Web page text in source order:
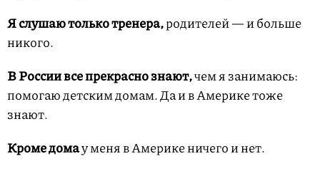
Я слушаю только тренера,родителей — и больше
никого.
В России все прекрасно знают,чем я занимаюсь:
помогаю детским домам. Да и в Америке тоже
знают.
Кроме домау меня в Америке ничего и нет.